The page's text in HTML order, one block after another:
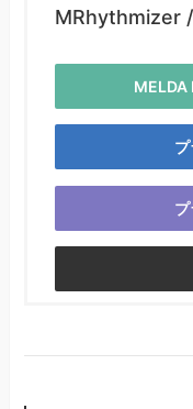
MRhythmizer
MELDA